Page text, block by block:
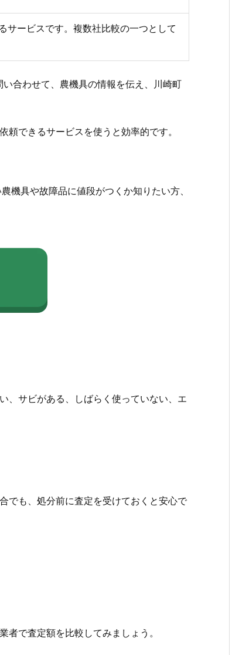
サービスです。複数社比較の一つとして
合わせて、農機具の情報を伝え、川崎町
できるサービスを使うと効率的です。
機具や故障品に値段がつくか知りたい方、
、サビがある、しばらく使っていない、エ
でも、処分前に査定を受けておくと安心で
で査定額を比較してみましょう。